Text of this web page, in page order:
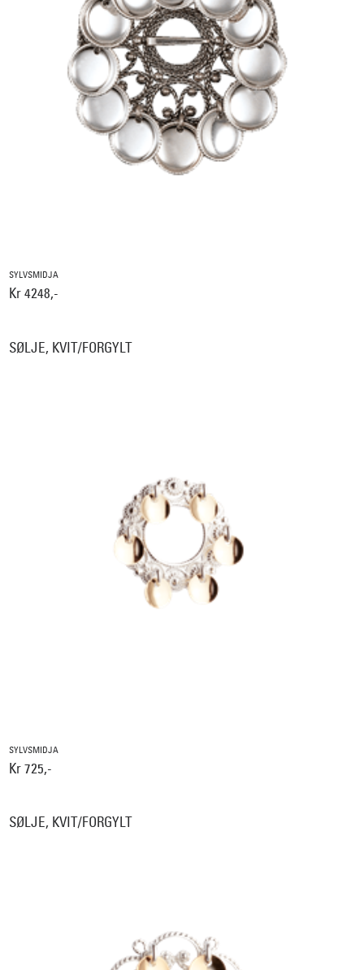
SYLVSMIDJA
Kr 4248,-
SØLJE, KVIT/FORGYLT
SYLVSMIDJA
Kr 725,-
SØLJE, KVIT/FORGYLT